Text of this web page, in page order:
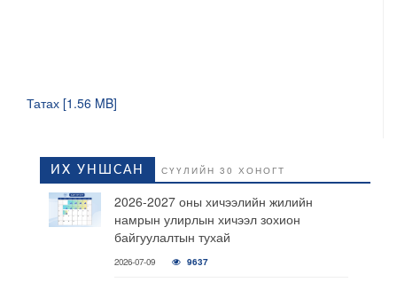
Татах [1.56 MB]
ИХ УНШСАН СҮҮЛИЙН 30 ХОНОГТ
2026-2027 оны хичээлийн жилийн
намрын улирлын хичээл зохион
байгуулалтын тухай
2026-07-09 9637